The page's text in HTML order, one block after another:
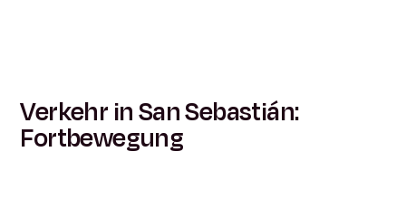
Verkehr in San Sebastián:
Fortbewegung